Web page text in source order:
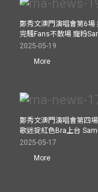
鄭秀文澳門演唱會第6場
完騷Fans不散場 寵粉
2025-05-19
More
鄭秀文澳門演唱會第四
歌迷掟紅色Bra上台
2025-05-17
More